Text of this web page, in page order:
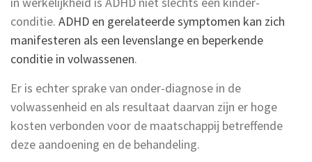
conditie. ADHD en gerelateerde symptomen kan zich
manifesteren als een levenslange en beperkende
conditie in volwassenen.
Er is echter sprake van onder-diagnose in de
volwassenheid en als resultaat daarvan zijn er hoge
kosten verbonden voor de maatschappij betreffende
deze aandoening en de behandeling.